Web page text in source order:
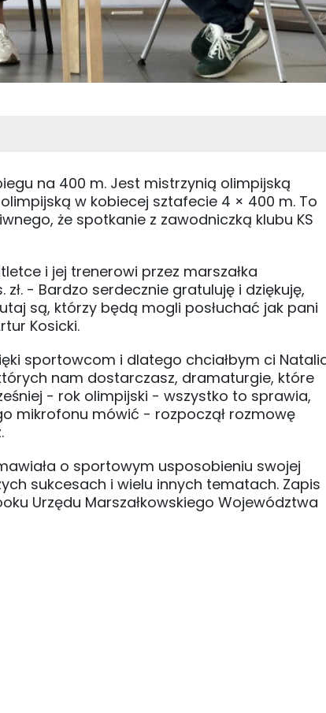
na 400 m. Jest mistrzynią olimpijską
w kobiecej sztafecie 4 × 400 m. To
że spotkanie z zawodniczką klubu KS
i jej trenerowi przez marszałka
- Bardzo serdecznie gratuluję i dziękuję,
są, którzy będą mogli posłuchać jak pani
Kosicki.
sportowcom i dlatego chciałbym ci
nam dostarczasz, dramaturgie, które
- rok olimpijski - wszystko to sprawia,
mikrofonu mówić - rozpoczął rozmowę
o sportowym usposobieniu swojej
sukcesach i wielu innych tematach. Zapis
Urzędu Marszałkowskiego Województwa